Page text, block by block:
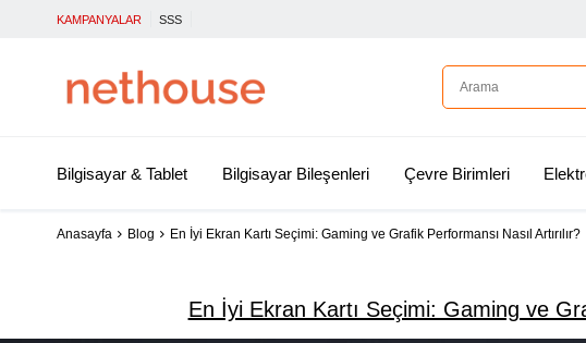
KAMPANYALAR SSS
Bilgisayar & Tablet Bilgisayar Bileşenleri Çevre Birimleri
Anasayfa Blog En İyi Ekran Kartı Seçimi: Gaming ve Grafik Performansı Nasıl Artırılır?
En İyi Ekran Kartı Seçimi: Gaming ve